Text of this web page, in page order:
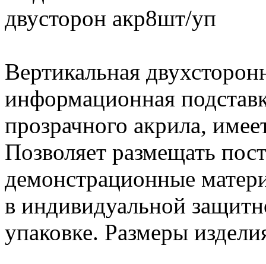
двусторон акр8шт/уп
Вертикальная
информационная
прозрачного акрила,
Позволяет размещать
демонстрационные
в индивидуальной
упаковке. Размеры